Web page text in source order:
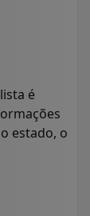
é
estado, o